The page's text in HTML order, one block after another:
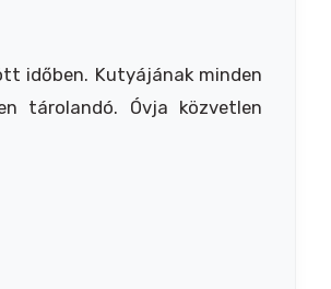
időben. Kutyájának minden
tárolandó. Óvja közvetlen